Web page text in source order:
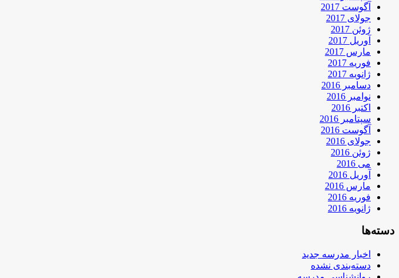
آگوست 2017
جولای 2017
ژوئن 2017
آوریل 2017
مارس 2017
فوریه 2017
ژانویه 2017
دسامبر 2016
نوامبر 2016
اکتبر 2016
سپتامبر 2016
آگوست 2016
جولای 2016
ژوئن 2016
می 2016
آوریل 2016
مارس 2016
فوریه 2016
ژانویه 2016
دسته‌ها
اخبار مدرسه جدید
دسته‌بندی نشده